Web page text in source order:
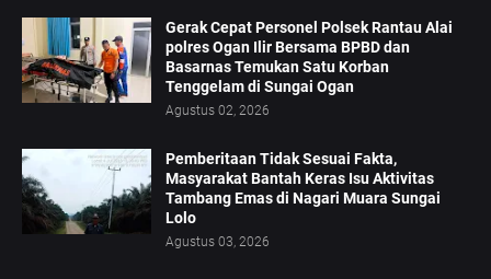
Gerak Cepat Personel Polsek Rantau Alai
polres Ogan Ilir Bersama BPBD dan
Basarnas Temukan Satu Korban
Tenggelam di Sungai Ogan
Agustus 02, 2026
Pemberitaan Tidak Sesuai Fakta,
Masyarakat Bantah Keras Isu Aktivitas
Tambang Emas di Nagari Muara Sungai
Lolo
Agustus 03, 2026